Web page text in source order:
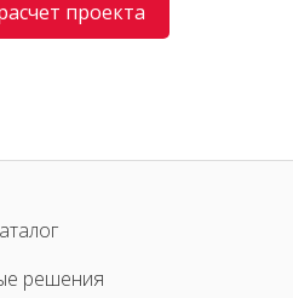
проекта
решения